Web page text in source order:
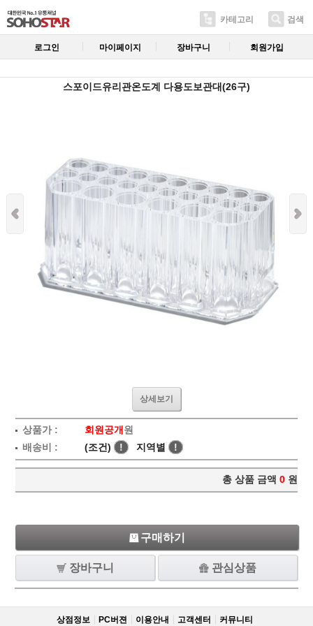
카테고리 검색
로그인 마이페이지 장바구니 회원가입
스포이드유리관온도계 다용도보관대(26구)
상세보기
상품가 : 회원공개원
배송비 :
(조건) ! 지역별 !
총 상품 금액 0 원
구매하기
장바구니 관심상품
상점정보 PC버젼 이용안내 고객센터 커뮤니티